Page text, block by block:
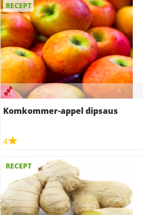
RECEPT
Komkommer-appel dipsaus
4
RECEPT